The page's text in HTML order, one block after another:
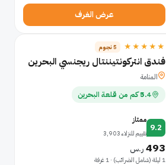
عرض الغرف
★★★★★ 5 نجوم
فندق انتركونتيننتال ريجنسي البحرين
المنامة
5.4 كم من قلعة البحرين
9.2
ممتاز
تقييم للنزلاء 3,903
493 ر.س
1 ليلة (شامل الضرائب) · 1 غرفة